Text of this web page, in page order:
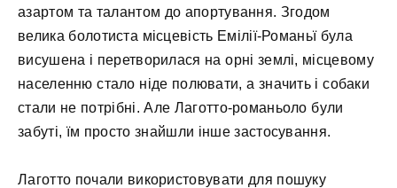
азартом та талантом до апортування. Згодом
велика болотиста місцевість Емілії-Романьї була
висушена і перетворилася на орні землі, місцевому
населенню стало ніде полювати, а значить і собаки
стали не потрібні. Але Лаготто-романьоло були
забуті, їм просто знайшли інше застосування.
Лаготто почали використовувати для пошуку